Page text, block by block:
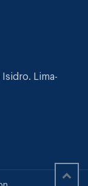
Isidro. Lima-